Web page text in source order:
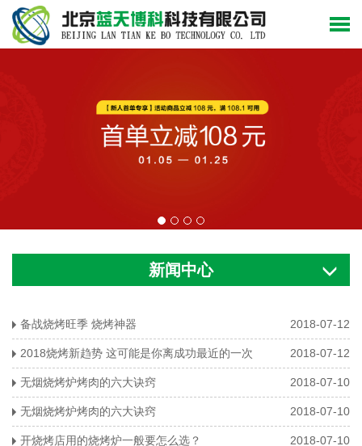
新闻中心
备战烧烤旺季 烧烤神器 2018-07-12
2018烧烤新趋势 这可能是你离成功最近的一次 2018-07-12
无烟烧烤炉烤肉的六大诀窍 2018-07-10
无烟烧烤炉烤肉的六大诀窍 2018-07-10
开烧烤店用的烧烤炉一般要怎么选？ 2018-07-10